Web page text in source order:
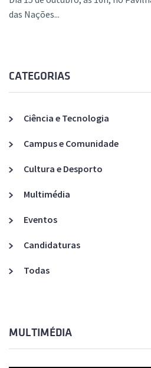
das Nações...
CATEGORIAS
Ciência e Tecnologia
Campus e Comunidade
Cultura e Desporto
Multimédia
Eventos
Candidaturas
Todas
MULTIMÉDIA